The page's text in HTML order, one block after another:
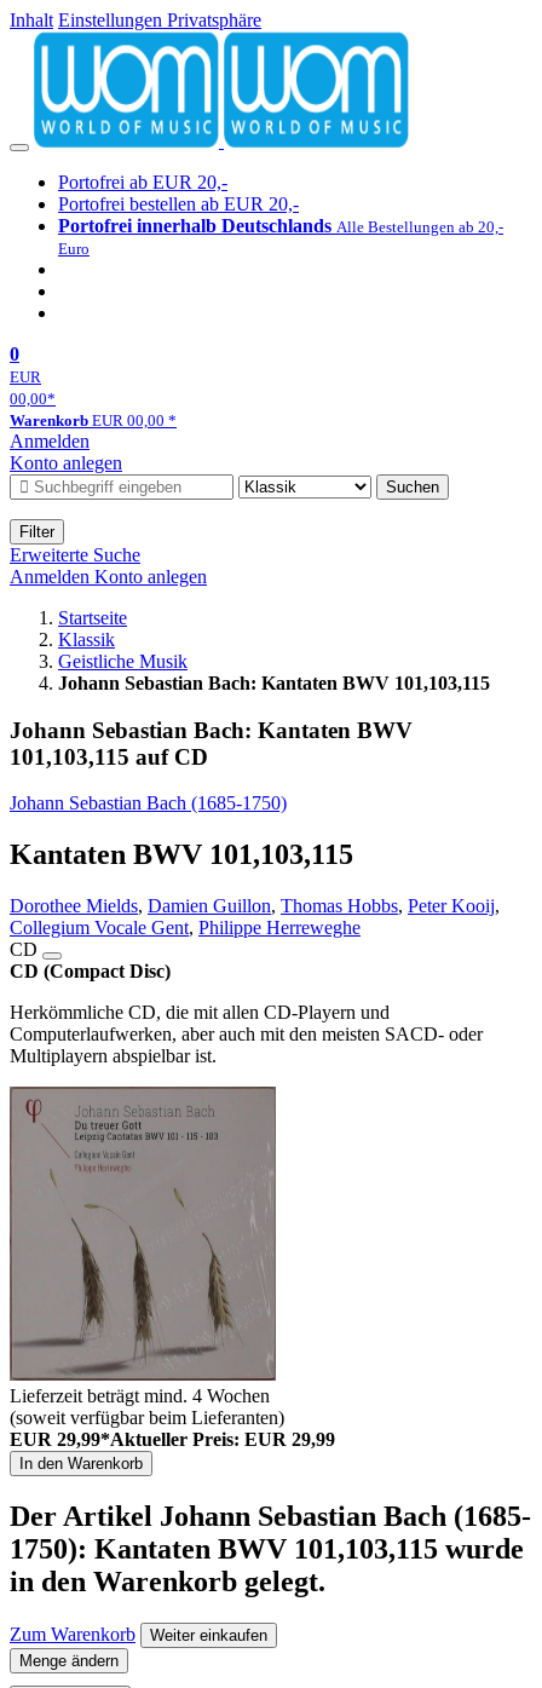
Inhalt Einstellungen Privatsphäre
Portofrei ab EUR 20,-
Portofrei bestellen ab EUR 20,-
Portofrei innerhalb Deutschlands Alle Bestellungen ab 20,-
Euro
0
EUR
00,00*
Warenkorb EUR 00,00 *
Anmelden
Konto anlegen
Suchen
Filter
Erweiterte Suche
Anmelden Konto anlegen
Startseite
Klassik
Geistliche Musik
Johann Sebastian Bach: Kantaten BWV 101,103,115
Johann Sebastian Bach: Kantaten BWV
101,103,115 auf CD
Johann Sebastian Bach (1685-1750)
Kantaten BWV 101,103,115
Dorothee Mields, Damien Guillon, Thomas Hobbs, Peter Kooij,
Collegium Vocale Gent, Philippe Herreweghe
CD
CD (Compact Disc)
Herkömmliche CD, die mit allen CD-Playern und
Computerlaufwerken, aber auch mit den meisten SACD- oder
Multiplayern abspielbar ist.
Lieferzeit beträgt mind. 4 Wochen
(soweit verfügbar beim Lieferanten)
EUR 29,99*Aktueller Preis: EUR 29,99
In den Warenkorb
Der Artikel Johann Sebastian Bach (1685-
1750): Kantaten BWV 101,103,115 wurde
in den Warenkorb gelegt.
Zum Warenkorb
Weiter einkaufen
Menge ändern